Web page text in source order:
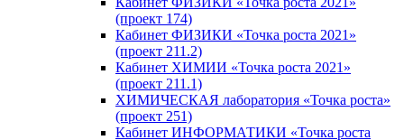
(проект 174)
Кабинет ФИЗИКИ «Точка роста 2021»
(проект 211.2)
Кабинет ХИМИИ «Точка роста 2021»
(проект 211.1)
ХИМИЧЕСКАЯ лаборатория «Точка роста»
(проект 251)
Кабинет ИНФОРМАТИКИ «Точка роста